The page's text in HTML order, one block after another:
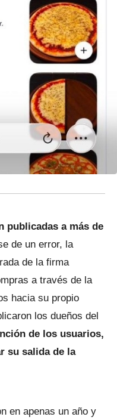
publicadas a más de
de un error, la
de la firma
a través de la
hacia su propio
los dueños del
de los usuarios,
su salida de la
en apenas un año y